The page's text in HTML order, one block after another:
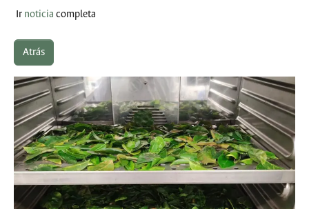
Ir noticia completa
Atrás